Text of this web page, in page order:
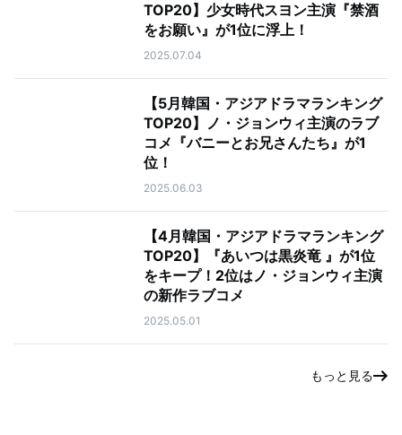
TOP20】少女時代スヨン主演『禁酒
をお願い』が1位に浮上！
2025.07.04
【5月韓国・アジアドラマランキング
TOP20】ノ・ジョンウィ主演のラブ
コメ『バニーとお兄さんたち』が1
位！
2025.06.03
【4月韓国・アジアドラマランキング
TOP20】『あいつは黒炎竜 』が1位
をキープ！2位はノ・ジョンウィ主演
の新作ラブコメ
2025.05.01
もっと見る